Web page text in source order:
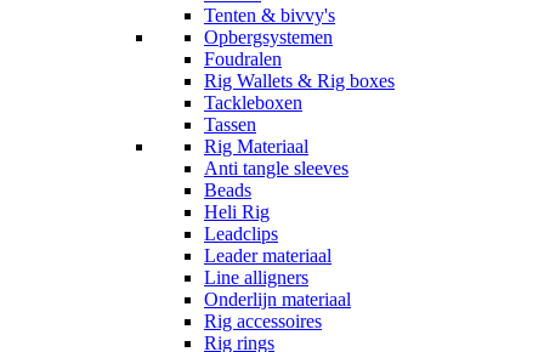
Tenten & bivvy's
Opbergsystemen
Foudralen
Rig Wallets & Rig boxes
Tackleboxen
Tassen
Rig Materiaal
Anti tangle sleeves
Beads
Heli Rig
Leadclips
Leader materiaal
Line alligners
Onderlijn materiaal
Rig accessoires
Rig rings